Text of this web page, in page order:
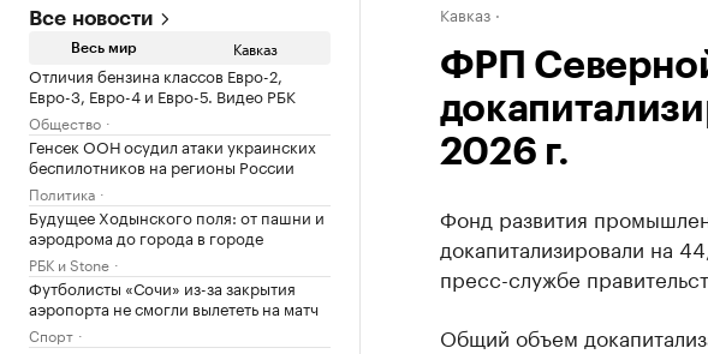
Все новости
Весь мир Кавказ
Отличия бензина классов Евро-2,
Евро-3, Евро-4 и Евро-5. Видео РБК
Общество
Генсек ООН осудил атаки украинских
беспилотников на регионы России
Политика
Будущее Ходынского поля: от пашни и
аэродрома до города в городе
РБК и Stone
Футболисты «Сочи» из-за закрытия
аэропорта не смогли вылететь на матч
Спорт
Кавказ
ФРП
2026 г.
Фонд развития
докапитализировали на
пресс-службе
Общий объем